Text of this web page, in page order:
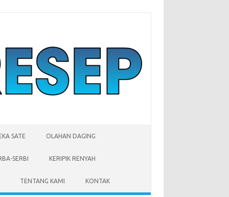
SATE OLAHAN DAGING
SERBI KERIPIK RENYAH
TENTANG KAMI KONTAK